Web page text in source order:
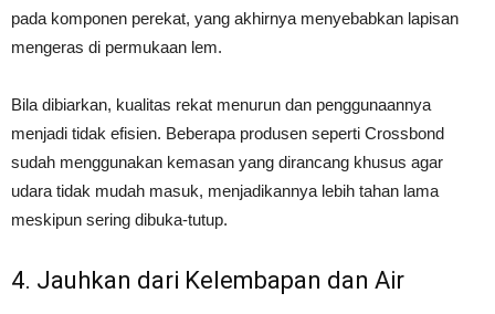
pada komponen perekat, yang akhirnya menyebabkan lapisan
mengeras di permukaan lem.
Bila dibiarkan, kualitas rekat menurun dan penggunaannya
menjadi tidak efisien. Beberapa produsen seperti Crossbond
sudah menggunakan kemasan yang dirancang khusus agar
udara tidak mudah masuk, menjadikannya lebih tahan lama
meskipun sering dibuka-tutup.
4. Jauhkan dari Kelembapan dan Air